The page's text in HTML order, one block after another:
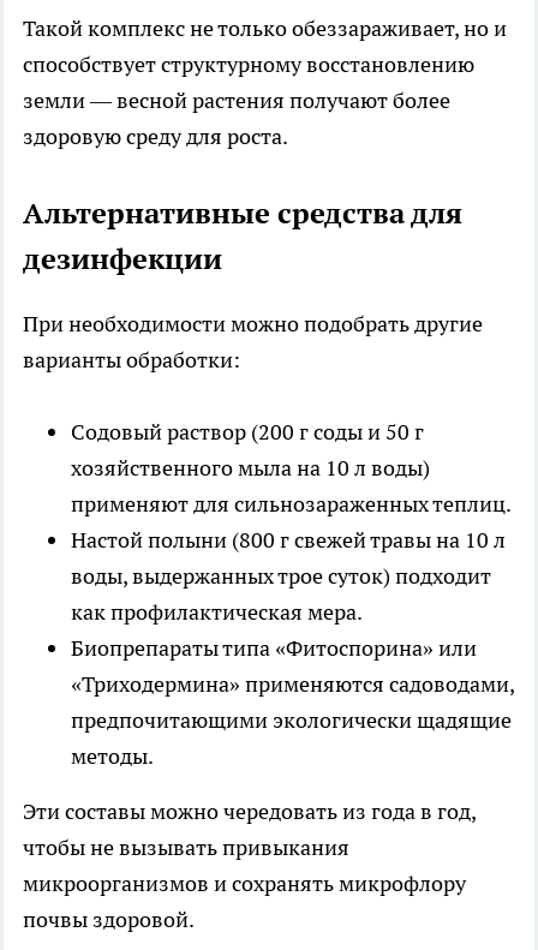
Такой комплекс не только обеззараживает, но и
способствует структурному восстановлению
земли — весной растения получают более
здоровую среду для роста.
Альтернативные средства для
дезинфекции
При необходимости можно подобрать другие
варианты обработки:
Содовый раствор (200 г соды и 50 г
хозяйственного мыла на 10 л воды)
применяют для сильнозараженных теплиц.
Настой полыни (800 г свежей травы на 10 л
воды, выдержанных трое суток) подходит
как профилактическая мера.
Биопрепараты типа «Фитоспорина» или
«Триходермина» применяются садоводами,
предпочитающими экологически щадящие
методы.
Эти составы можно чередовать из года в год,
чтобы не вызывать привыкания
микроорганизмов и сохранять микрофлору
почвы здоровой.